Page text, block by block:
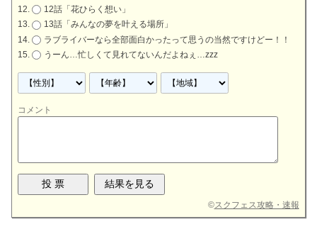
12話「花ひらく想い」
13話「みんなの夢を叶える場所」
ラブライバーなら全部面白かったって思うの当然ですけどー！！
うーん…忙しくて見れてないんだよねぇ…zzz
コメント
©スクフェス攻略・速報